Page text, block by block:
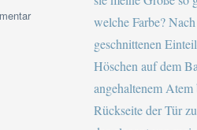
zu
#Autorenwahnsinn
#SommerlochEdition